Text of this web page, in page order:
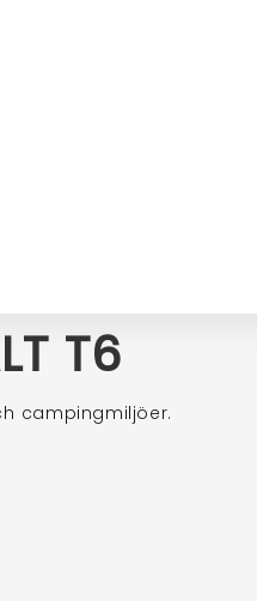
T6
campingmiljöer.